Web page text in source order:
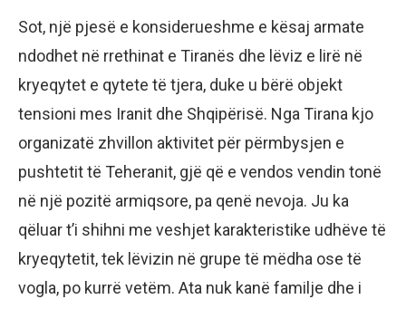
Sot, një pjesë e konsiderueshme e kësaj armate
ndodhet në rrethinat e Tiranës dhe lëviz e lirë në
kryeqytet e qytete të tjera, duke u bërë objekt
tensioni mes Iranit dhe Shqipërisë. Nga Tirana kjo
organizatë zhvillon aktivitet për përmbysjen e
pushtetit të Teheranit, gjë që e vendos vendin tonë
në një pozitë armiqsore, pa qenë nevoja. Ju ka
qëluar t’i shihni me veshjet karakteristike udhëve të
kryeqytetit, tek lëvizin në grupe të mëdha ose të
vogla, po kurrë vetëm. Ata nuk kanë familje dhe i